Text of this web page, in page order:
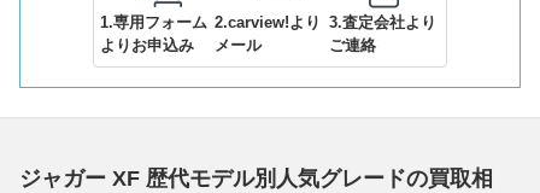
1.専用フォーム
よりお申込み
2.carview!より
メール
3.査定会社より
ご連絡
ジャガー XF 歴代モデル別人気グレードの買取相